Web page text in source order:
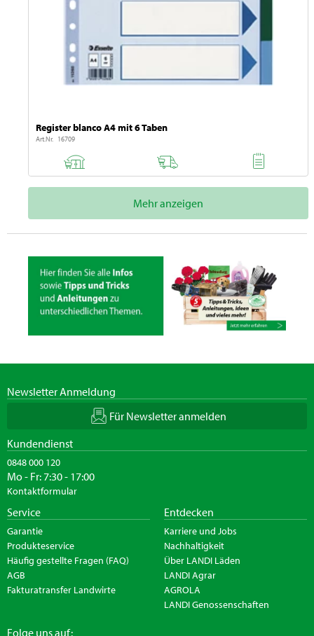
Register blanco A4 mit 6 Taben
Art.Nr. 16709
Mehr anzeigen
Newsletter Anmeldung
Für Newsletter anmelden
Kundendienst
0848 000 120
Mo - Fr: 7:30 - 17:00
Kontaktformular
Service
Garantie
Produkteservice
Häufig gestellte Fragen (FAQ)
AGB
Fakturatransfer Landwirte
Entdecken
Karriere und Jobs
Nachhaltigkeit
Über LANDI Läden
LANDI Agrar
AGROLA
LANDI Genossenschaften
Folge uns auf: